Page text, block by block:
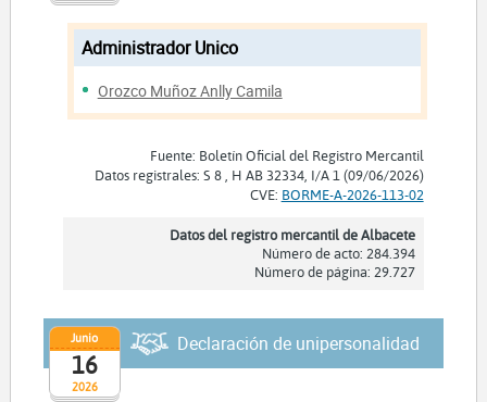
Administrador Unico
Orozco Muñoz Anlly Camila
Fuente: Boletín Oficial del Registro Mercantil
Datos registrales: S 8 , H AB 32334, I/A 1 (09/06/2026)
CVE: BORME-A-2026-113-02
Datos del registro mercantil de Albacete
Número de acto: 284.394
Número de página: 29.727
2026
Junio
16
Declaración de unipersonalidad